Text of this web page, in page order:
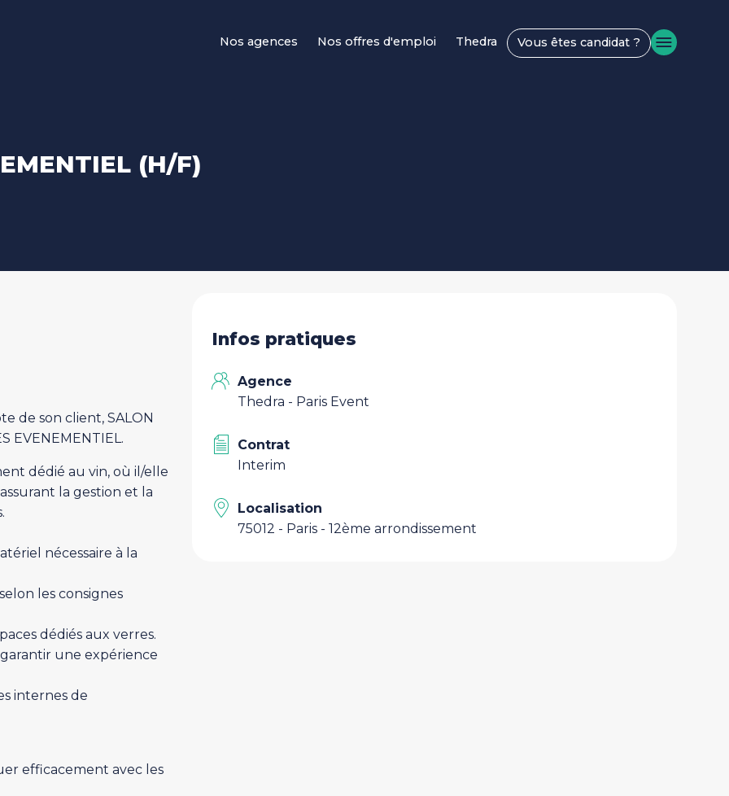
Navigation principale
Nos agences Nos offres d'emploi Thedra Vous êtes candidat ?
(H/F)
de son client, SALON
EVENEMENTIEL.
dédié au vin, où il/elle
la gestion et la
nécessaire à la
les consignes
dédiés aux verres.
une expérience
internes de
efficacement avec les
Infos pratiques
Agence
Thedra - Paris Event
Contrat
Interim
Localisation
75012 - Paris - 12ème arrondissement